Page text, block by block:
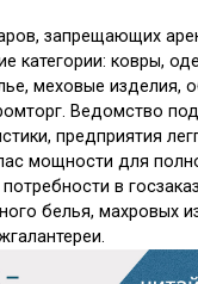
запрещающих
категории: ковры,
меховые изделия,
Ведомство
предприятия
мощности для
в
белья, махровых